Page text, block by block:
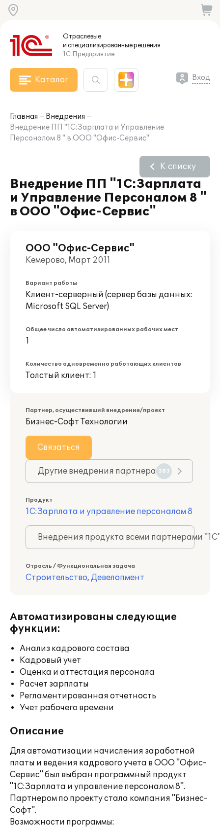
Отраслевые
и специализированныерешения
1С:Предприятие
Каталог Вход
Главная
Внедрения
Внедрение ПП "1С:Зарплата и Управление
Персоналом 8 " в ООО "Офис-Сервис"
Внедрение ПП "1С:Зарплата
и Управление Персоналом 8 "
в ООО "Офис-Сервис"
К списку
ООО "Офис-Сервис"
Кемерово, Март 2011
Вариант работы
Клиент-серверный (сервер базы данных:
Microsoft SQL Server)
Общее число автоматизированных рабочих мест
1
Количество одновременно работающих клиентов
Толстый клиент: 1
Партнер, осуществивший внедрение/проект
Бизнес-Софт Технологии
Связаться
Другие внедрения партнера 383
Продукт
1С:Зарплата и управление персоналом 8
Внедрения продукта всеми партнерами
Отрасль / Функциональная задача
Строительство, Девелопмент
Автоматизированы следующие
функции:
Анализ кадрового состава
Кадровый учет
Оценка и аттестация персонала
Расчет зарплаты
Регламентированная отчетность
Учет рабочего времени
Описание
Для автоматизации начисления заработной
платы и ведения кадрового учета в ООО "Офис-
Сервис" был выбран программный продукт
"1С:Зарплата и управление персоналом 8".
Партнером по проекту стала компания "Бизнес-
Софт".
Возможности программы: